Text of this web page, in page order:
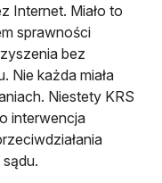
Internet. Miało to
sprawności
bez
Nie każda miała
Niestety KRS
interwencja